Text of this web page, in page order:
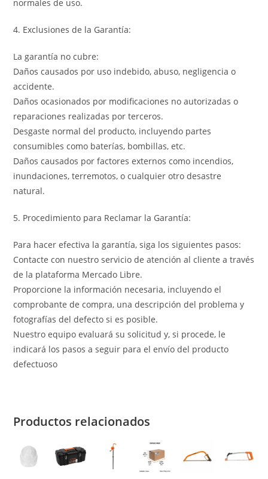
normales de uso.
4. Exclusiones de la Garantía:
La garantía no cubre:
Daños causados por uso indebido, abuso, negligencia o
accidente.
Daños ocasionados por modificaciones no autorizadas o
reparaciones realizadas por terceros.
Desgaste normal del producto, incluyendo partes
consumibles como baterías, bombillas, etc.
Daños causados por factores externos como incendios,
inundaciones, terremotos, o cualquier otro desastre
natural.
5. Procedimiento para Reclamar la Garantía:
Para hacer efectiva la garantía, siga los siguientes pasos:
Contacte con nuestro servicio de atención al cliente a través
de la plataforma Mercado Libre.
Proporcione la información necesaria, incluyendo el
comprobante de compra, una descripción del problema y
fotografías del defecto si es posible.
Nuestro equipo evaluará su solicitud y, si procede, le
indicará los pasos a seguir para el envío del producto
defectuoso
Productos relacionados